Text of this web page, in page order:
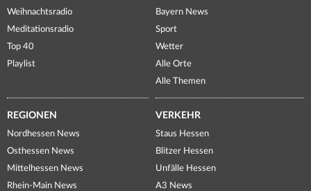
Weihnachtsradio
Meditationsradio
Top 40
Playlist
Bayern News
Sport
Wetter
Alle Orte
Alle Themen
REGIONEN
Nordhessen News
Osthessen News
Mittelhessen News
Rhein-Main News
VERKEHR
Staus Hessen
Blitzer Hessen
Unfälle Hessen
A3 News